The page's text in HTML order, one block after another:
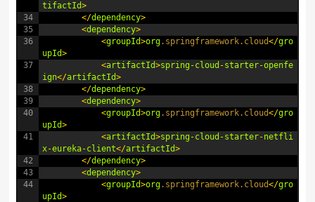
34
35
36
37
38
39
40
41
42
43
44
tifactId>
</dependency>
<dependency>
<groupId>org.springframework.cloud</gro
upId>
<artifactId>spring -cloud -starter-openfe
ign</artifactId>
</dependency>
<dependency>
<groupId>org.springframework.cloud</gro
upId>
<artifactId>spring -cloud -starter-netfli
x-eureka-client</artifactId>
</dependency>
<dependency>
<groupId>org.springframework.cloud</gro
upId>